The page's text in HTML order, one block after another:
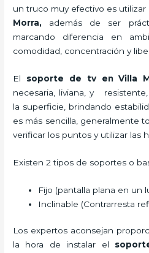
un truco muy efectivo es utilizar
Morra, además de ser
marcando diferencia en
comodidad, concentración y
El soporte de tv en Villa
necesaria, liviana, y
la superficie, brindando
es más sencilla, generalmente
verificar los puntos y utilizar las
Existen 2 tipos de soportes o
Fijo (pantalla plana en un
Inclinable (Contrarresta
Los expertos aconsejan
la hora de instalar el